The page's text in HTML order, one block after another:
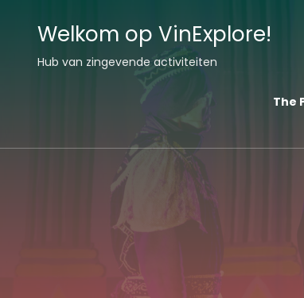
Welkom op VinExplore!
Hub van zingevende activiteiten
The